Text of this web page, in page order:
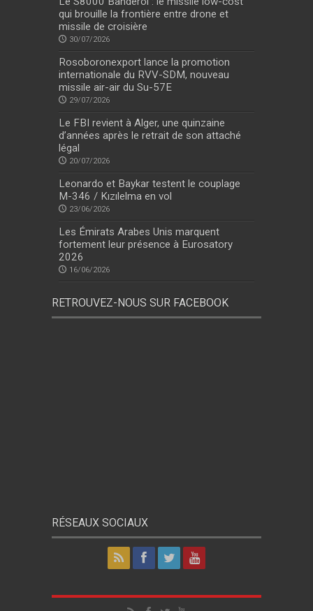
qui brouille la frontière entre drone et
missile de croisière
30/07/2026
Rosoboronexport lance la promotion
internationale du RVV-SDM, nouveau
missile air-air du Su-57E
29/07/2026
Le FBI revient à Alger, une quinzaine
d’années après le retrait de son attaché
légal
20/07/2026
Leonardo et Baykar testent le couplage
M-346 / Kızılelma en vol
23/06/2026
Les Émirats Arabes Unis marquent
fortement leur présence à Eurosatory
2026
16/06/2026
RETROUVEZ-NOUS SUR FACEBOOK
RÉSEAUX SOCIAUX